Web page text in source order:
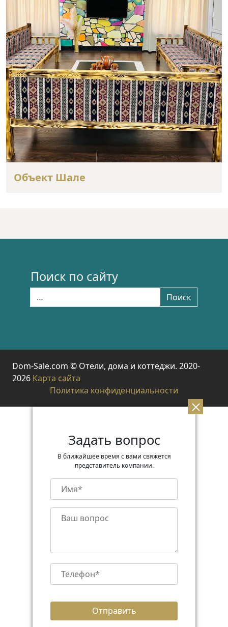
Объект Шале
Поиск по сайту
Поиск
Dom-Sale.com © Отели, дома и коттеджи. 2020-
2026 Карта сайта
Политика конфиденциальности
Задать вопрос
В ближайшее время с вами свяжется
представитель компании.